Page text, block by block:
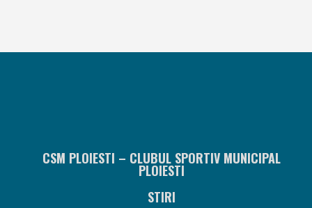
CSM PLOIESTI – CLUBUL SPORTIV MUNICIPAL
PLOIESTI
STIRI